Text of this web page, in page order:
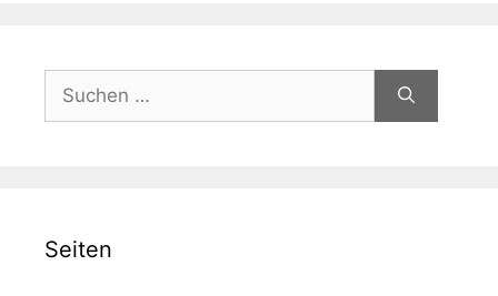
Suchen
nach:
Seiten